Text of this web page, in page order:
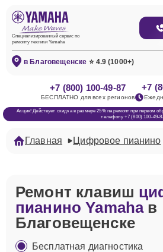
Специализированный сервис по
ремонту техники Yamaha
в Благовещенске ⭐ 4.9 (1000+)
+7 (800) 100-49-87
БЕСПЛАТНО для всех регионов
+7
Акция! Действует скидка в размере 25% на ремонт при первом
телефону +7 (800) 100-49-
Главная Цифровое пианино
Ремонт клавиш
пианино Yamahaв
Благовещенске
Бесплатная диагностика